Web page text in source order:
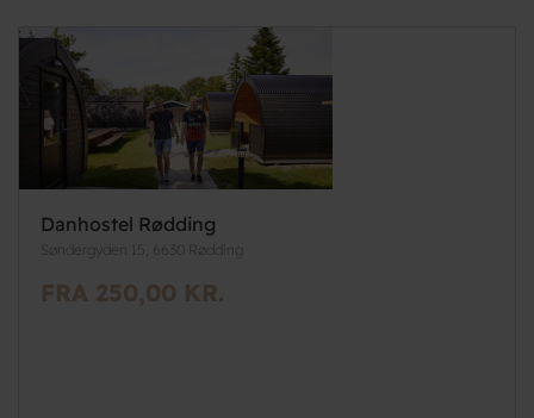
Danhostel Rødding
Søndergyden 15, 6630 Rødding
FRA 250,00 KR.